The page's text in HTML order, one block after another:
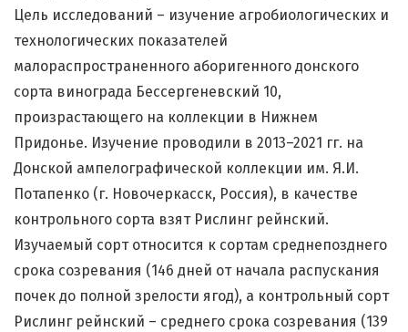
Цель исследований – изучение агробиологических и
технологических показателей
малораспространенного аборигенного донского
сорта винограда Бессергеневский 10,
произрастающего на коллекции в Нижнем
Придонье. Изучение проводили в 2013–2021 гг. на
Донской ампелографической коллекции им. Я.И.
Потапенко (г. Новочеркасск, Россия), в качестве
контрольного сорта взят Рислинг рейнский.
Изучаемый сорт относится к сортам среднепозднего
срока созревания (146 дней от начала распускания
почек до полной зрелости ягод), а контрольный сорт
Рислинг рейнский – среднего срока созревания (139